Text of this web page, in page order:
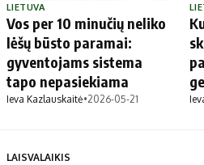
LIETUVA
Vos per 10 minučių neliko
lėšų būsto paramai:
gyventojams sistema
tapo nepasiekiama
Ieva Kazlauskaitė•2026-05-21
LAISVALAIKIS